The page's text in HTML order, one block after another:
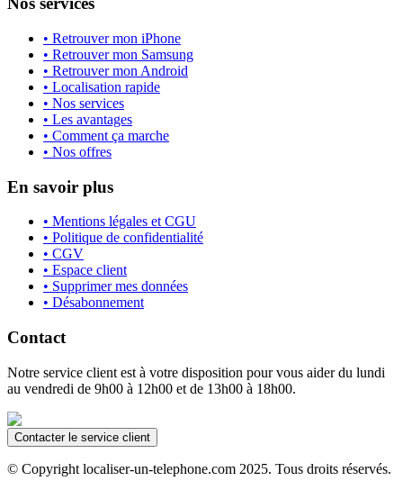
• Retrouver mon iPhone
• Retrouver mon Samsung
• Retrouver mon Android
• Localisation rapide
• Nos services
• Les avantages
• Comment ça marche
• Nos offres
En savoir plus
• Mentions légales et CGU
• Politique de confidentialité
• CGV
• Espace client
• Supprimer mes données
• Désabonnement
Contact
Notre service client est à votre disposition pour vous aider du lundi
au vendredi de 9h00 à 12h00 et de 13h00 à 18h00.
Contacter le service client
© Copyright localiser-un-telephone.com 2025. Tous droits réservés.